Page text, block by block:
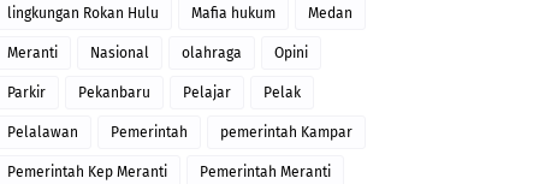
lingkungan Rokan Hulu Mafia hukum Medan
Meranti Nasional olahraga Opini
Parkir Pekanbaru Pelajar Pelak
Pelalawan Pemerintah pemerintah Kampar
Pemerintah Kep Meranti Pemerintah Meranti